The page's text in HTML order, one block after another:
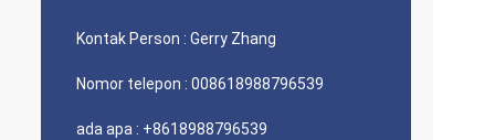
Kontak Person : Gerry Zhang
Nomor telepon : 008618988796539
ada apa : +8618988796539